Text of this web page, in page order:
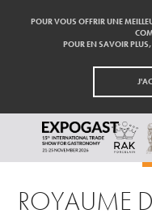
POUR VOUS OFFRIR UNE
POUR EN SAVOIR
PARTICIPATE
EXHIBITORS
Homepage Exhibitors
ROYAUME